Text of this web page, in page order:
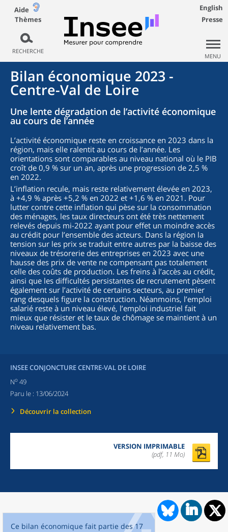
Aide
Thèmes
RECHERCHE
English
Presse
MENU
Bilan économique 2023 -
Centre-Val de Loire
Une lente dégradation de l’activité économique
au cours de l’année
L’activité économique reste en croissance en 2023 dans la
région, mais elle ralentit au cours de l’année. Les
orientations sont comparables au niveau national où le PIB
croît de 0,9 % sur un an, après une progression de 2,5 %
en 2022.
L’inflation recule, mais reste relativement élevée en 2023,
à +4,9 % après +5,2 % en 2022 et +1,6 % en 2021. Pour
lutter contre cette inflation qui pèse sur la consommation
des ménages, les taux directeurs ont été très nettement
relevés depuis mi-2022 ayant pour effet un moindre accès
au crédit pour l’ensemble des acteurs. Dans la région la
tension sur les prix se traduit entre autres par la baisse des
niveaux de trésorerie des entreprises en 2023 avec une
hausse des prix de vente ne compensant pas totalement
celle des coûts de production. Les freins à l’accès au crédit,
ainsi que les difficultés persistantes de recrutement pèsent
également sur l’activité de certains secteurs, au premier
rang desquels figure la construction. Néanmoins, l’emploi
salarié reste à un niveau élevé, l’emploi industriel fait
mieux que résister et le taux de chômage se maintient à un
niveau relativement bas.
INSEE CONJONCTURE CENTRE-VAL DE LOIRE
No 49
Paru le : 13/06/2024
Découvrir la collection
VERSION IMPRIMABLE
(pdf, 11 Mo)
Ce bilan économique fait partie des 17